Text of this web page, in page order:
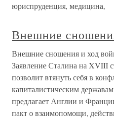
юриспруденция, медицина,
Внешние
Внешние сношения и ход
Заявление Сталина на XVIII
позволит втянуть себя в
капиталистическим
предлагает Англии и
пакт о взаимопомощи,